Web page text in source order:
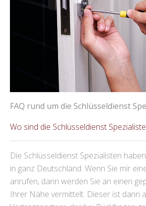
FAQ rund um die Schlüsseldienst
Wo sind die Schlüsseldienst
Die Schlüsseldienst Spezialisten
in ganz Deutschland. Wenn Sie mir
anrufen, dann werden Sie an einen
Ihrer Nähe vermittelt. Dieser ist dann